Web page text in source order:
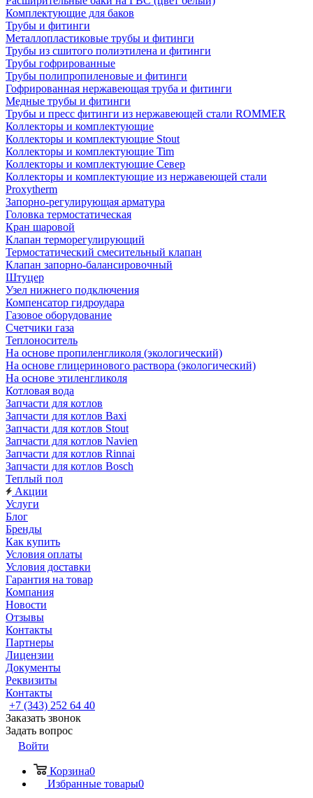
Комплектующие для баков
Трубы и фитинги
Металлопластиковые трубы и фитинги
Трубы из сшитого полиэтилена и фитинги
Трубы гофрированные
Трубы полипропиленовые и фитинги
Гофрированная нержавеющая труба и фитинги
Медные трубы и фитинги
Трубы и пресс фитинги из нержавеющей стали ROMMER
Коллекторы и комплектующие
Коллекторы и комплектующие Stout
Коллекторы и комплектующие Tim
Коллекторы и комплектующие Север
Коллекторы и комплектующие из нержавеющей стали
Proxytherm
Запорно-регулирующая арматура
Головка термостатическая
Кран шаровой
Клапан терморегулирующий
Термостатический смесительный клапан
Клапан запорно-балансировочный
Штуцер
Узел нижнего подключения
Компенсатор гидроудара
Газовое оборудование
Счетчики газа
Теплоноситель
На основе пропиленгликоля (экологический)
На основе глицеринового раствора (экологический)
На основе этиленгликоля
Котловая вода
Запчасти для котлов
Запчасти для котлов Baxi
Запчасти для котлов Stout
Запчасти для котлов Navien
Запчасти для котлов Rinnai
Запчасти для котлов Bosch
Теплый пол
Акции
Услуги
Блог
Бренды
Как купить
Условия оплаты
Условия доставки
Гарантия на товар
Компания
Новости
Отзывы
Контакты
Партнеры
Лицензии
Документы
Реквизиты
Контакты
+7 (343) 252 64 40
Заказать звонок
Задать вопрос
Войти
Корзина0
Избранные товары0